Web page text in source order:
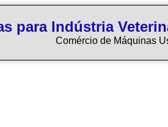
para Indústria
Comércio de Máquinas